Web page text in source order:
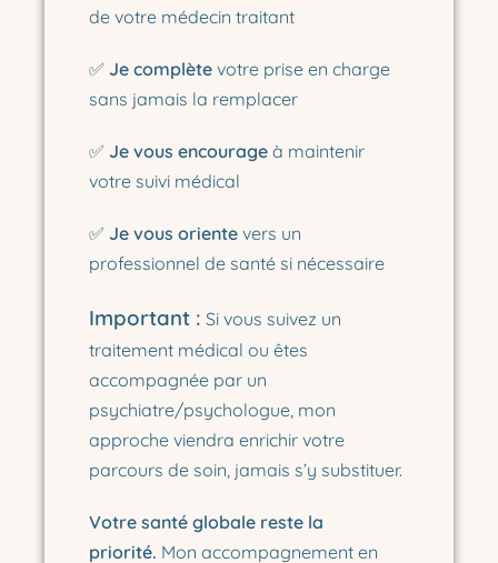
de votre médecin traitant
✅ Je complète votre prise en charge
sans jamais la remplacer
✅ Je vous encourage à maintenir
votre suivi médical
✅ Je vous oriente vers un
professionnel de santé si nécessaire
Important : Si vous suivez un
traitement médical ou êtes
accompagnée par un
psychiatre/psychologue, mon
approche viendra enrichir votre
parcours de soin, jamais s’y substituer.
Votre santé globale reste la
priorité. Mon accompagnement en